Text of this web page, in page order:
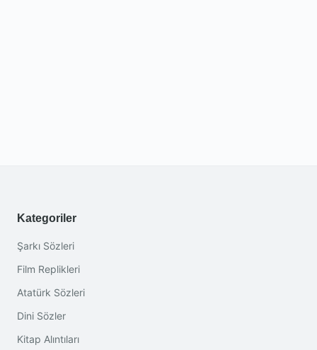
Kategoriler
Şarkı Sözleri
Film Replikleri
Atatürk Sözleri
Dini Sözler
Kitap Alıntıları